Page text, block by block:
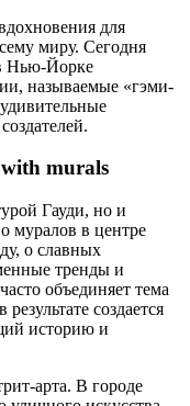
для
миру. Сегодня
Нью-Йорке
называемые «гэми-
murals
Гауди, но и
муралов в центре
о славных
тренды и
объединяет тема
создается
историю и
арта. В городе